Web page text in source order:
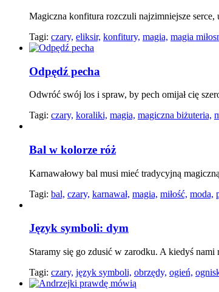
Magiczna konfitura rozczuli najzimniejsze
Tagi: czary, eliksir, konfitury, magia, magia
Odpędź pecha
Odwróć swój los i spraw, by pech omijał cię
Tagi: czary, koraliki, magia, magiczna biżuteria,
Bal w kolorze róż
Karnawałowy bal musi mieć tradycyjną
Tagi: bal, czary, karnawał, magia, miłość, moda,
Język symboli: dym
Staramy się go zdusić w zarodku. A kiedyś
Tagi: czary, język symboli, obrzędy, ogień,